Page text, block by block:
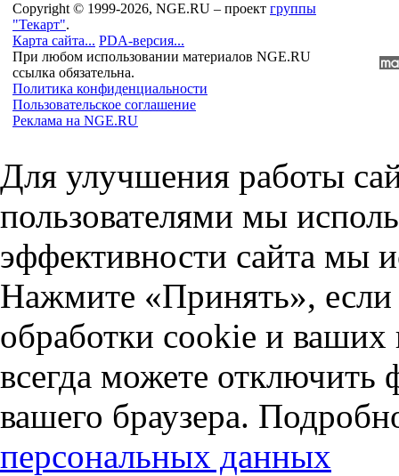
Copyright © 1999-2026, NGE.RU – проект группы
"Текарт".
Карта сайта... PDA-версия...
При любом использовании материалов NGE.RU
ссылка обязательна.
Политика конфиденциальности
Пользовательское соглашение
Реклама на NGE.RU
Для улучшения работы
пользователями мы
эффективности сайта мы
Нажмите «Принять», если
обработки cookie и
всегда можете отключить
вашего браузера.
персональных данных